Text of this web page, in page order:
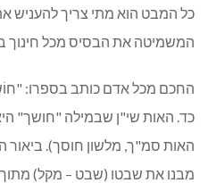
כל המבט הוא מתי צריך להעניש
המשמיטה את הבסיס מכל חינוך
החכם מכל אדם כותב בספרו:
כד. האות שי"ן שבמילה "חושך"
האות סמ"ך, מלשון חוסך). ביאור
מבנו את שבטו (שבט – מקל)